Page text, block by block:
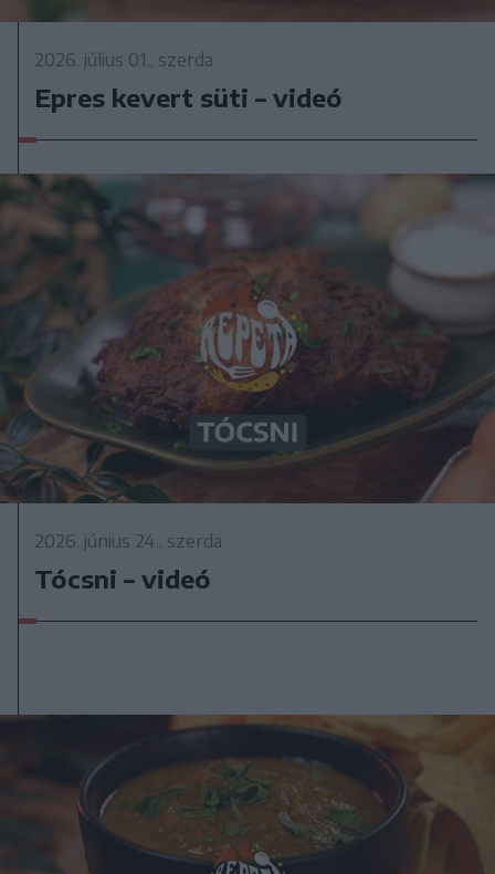
2026. július 01., szerda
Epres kevert süti – videó
2026. június 24., szerda
Tócsni – videó